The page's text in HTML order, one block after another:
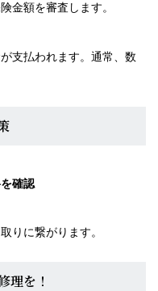
金額を審査します。
支払われます。通常、数
確認
りに繋がります。
理を！